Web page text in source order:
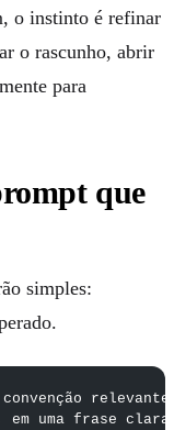
o instinto é refinar
o rascunho, abrir
para
que
simples:
uma frase